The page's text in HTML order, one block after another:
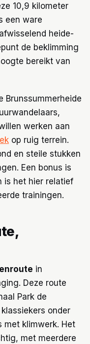
10,9 kilometer
een ware
heide-
de beklimming
bereikt van
Brunssummerheide
werken aan
op ruig terrein.
en steile stukken
Een bonus is
is het hier relatief
trainingen.
in
Deze route
Park de
onder
met klimwerk. Het
met meerdere